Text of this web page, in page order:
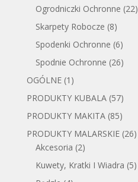
Ogrodniczki Ochronne (22)
Skarpety Robocze (8)
Spodenki Ochronne (6)
Spodnie Ochronne (26)
OGÓLNE (1)
PRODUKTY KUBALA (57)
PRODUKTY MAKITA (85)
PRODUKTY MALARSKIE (26)
Akcesoria (2)
Kuwety, Kratki I Wiadra (5)